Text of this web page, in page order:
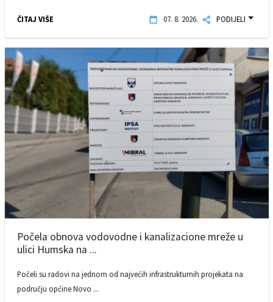
ČITAJ VIŠE 07. 8. 2026. PODIJELI
Počela obnova vodovodne i kanalizacione mreže u
ulici Humska na ...
Počeli su radovi na jednom od najvećih infrastrukturnih projekata na
području općine Novo ...